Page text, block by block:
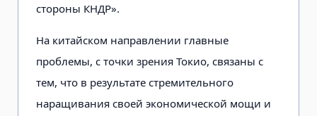
стороны КНДР».
На китайском направлении главные
проблемы, с точки зрения Токио, связаны с
тем, что в результате стремительного
наращивания своей экономической мощи и